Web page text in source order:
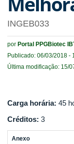
INGEB033
por Portal PPGBiotec
Publicado: 06/03/2018 -
Última modificação: 15/
Carga horária: 45
Créditos: 3
Anexo